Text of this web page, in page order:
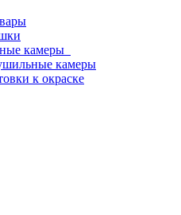
камеры
камеры
к окраске